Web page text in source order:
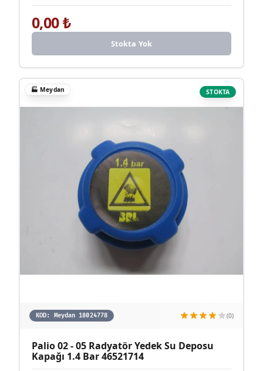
0,00₺
Stokta Yok
STOKTA
🏭 Meydan
KOD: Meydan 18024778 (0)
Palio 02 - 05 Radyatör Yedek Su Deposu
Kapağı 1.4 Bar 46521714